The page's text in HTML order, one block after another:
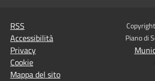
RSS
Accessibilità
Privacy
Cookie
Mappa del sito
Piano di